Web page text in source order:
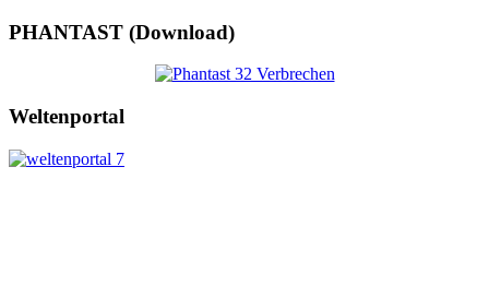
PHANTAST (Download)
Weltenportal